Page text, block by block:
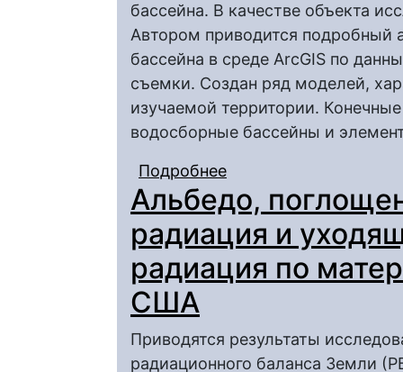
бассейна. В качестве объекта
Автором приводится подробный
бассейна в среде ArcGIS по
съемки. Создан ряд моделей,
изучаемой территории.
водосборные бассейны и
Подробнее
данным спутниковой
Терешки)
Альбедо,
радиация и
радиация по
США
Приводятся результаты
радиационного баланса Земли